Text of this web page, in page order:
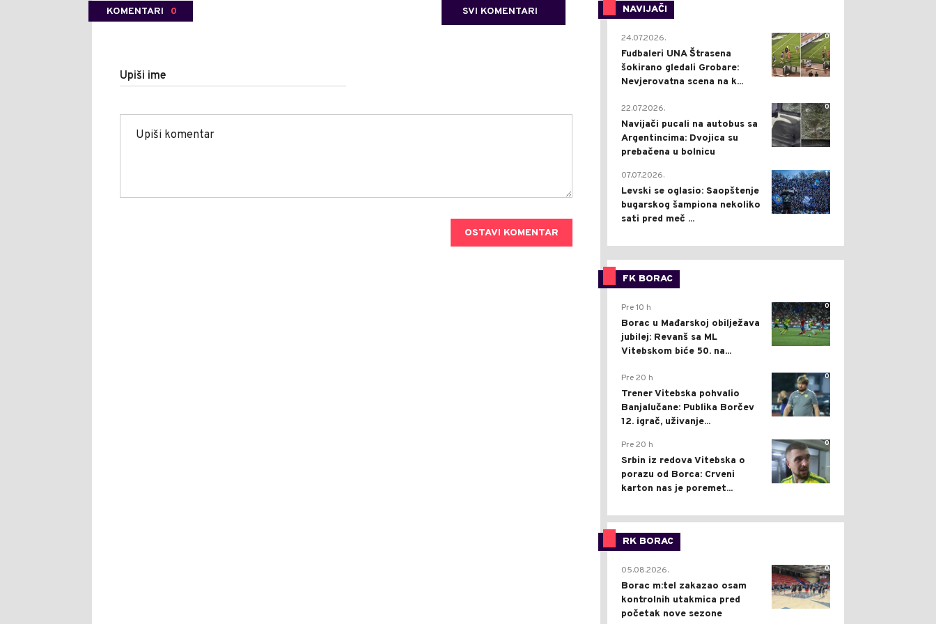
KOMENTARI 0 SVI KOMENTARI
Upiši ime
OSTAVI KOMENTAR
NAVIJAČI
0
24.07.2026.
Fudbaleri UNA Štrasena
šokirano gledali Grobare:
Nevjerovatna scena na k...
0
22.07.2026.
Navijači pucali na autobus sa
Argentincima: Dvojica su
prebačena u bolnicu
1
07.07.2026.
Levski se oglasio: Saopštenje
bugarskog šampiona nekoliko
sati pred meč ...
FK BORAC
0
Pre 10 h
Borac u Mađarskoj obilježava
jubilej: Revanš sa ML
Vitebskom biće 50. na...
0
Pre 20 h
Trener Vitebska pohvalio
Banjalučane: Publika Borčev
12. igrač, uživanje...
0
Pre 20 h
Srbin iz redova Vitebska o
porazu od Borca: Crveni
karton nas je poremet...
RK BORAC
0
05.08.2026.
Borac m:tel zakazao osam
kontrolnih utakmica pred
početak nove sezone